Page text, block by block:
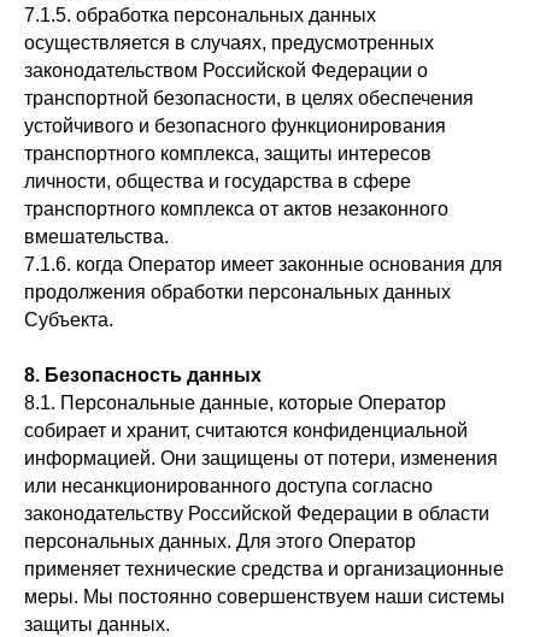
7.1.5. обработка персональных данных
осуществляется в случаях, предусмотренных
законодательством Российской Федерации о
транспортной безопасности, в целях обеспечения
устойчивого и безопасного функционирования
транспортного комплекса, защиты интересов
личности, общества и государства в сфере
транспортного комплекса от актов незаконного
вмешательства.
7.1.6. когда Оператор имеет законные основания для
продолжения обработки персональных данных
Субъекта.
8. Безопасность данных
8.1. Персональные данные, которые Оператор
собирает и хранит, считаются конфиденциальной
информацией. Они защищены от потери, изменения
или несанкционированного доступа согласно
законодательству Российской Федерации в области
персональных данных. Для этого Оператор
применяет технические средства и организационные
меры. Мы постоянно совершенствуем наши системы
защиты данных.